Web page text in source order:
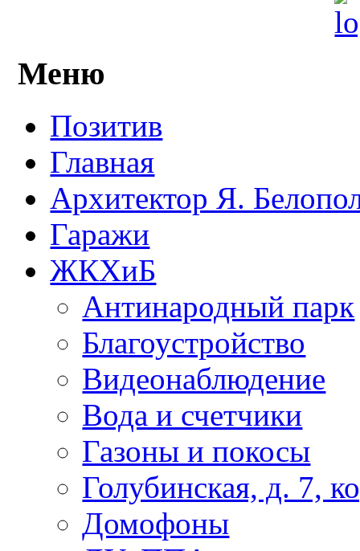
Меню
Позитив
Главная
Архитектор Я.
Гаражи
ЖКХиБ
Антинародный парк
Благоустройство
Видеонаблюдение
Вода и счетчики
Газоны и покосы
Голубинская, д. 7,
Домофоны